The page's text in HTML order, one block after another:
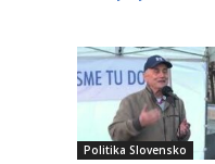
Politika Slovensko